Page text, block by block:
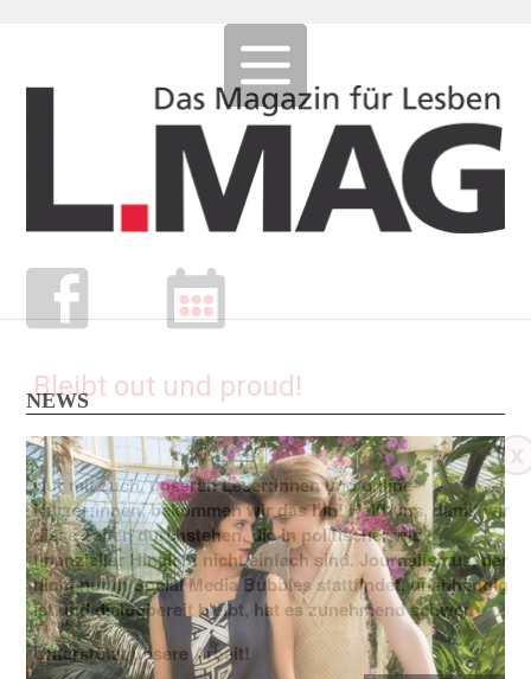
NEWS
Bleibt out und proud!
Nur mit euch, unseren Leser:innen und online-
Nutzer:innen, bekommen wir das hin! Helft uns, damit wir
diese Zeiten durchstehen, die in politischer wie
finanzieller Hinsicht nicht einfach sind. Journalismus, der
nicht nur in Social Media Bubbles stattfindet, unabhängig
ist und dialogbereit bleibt, hat es zunehmend schwer.
Unterstützt unsere Arbeit!